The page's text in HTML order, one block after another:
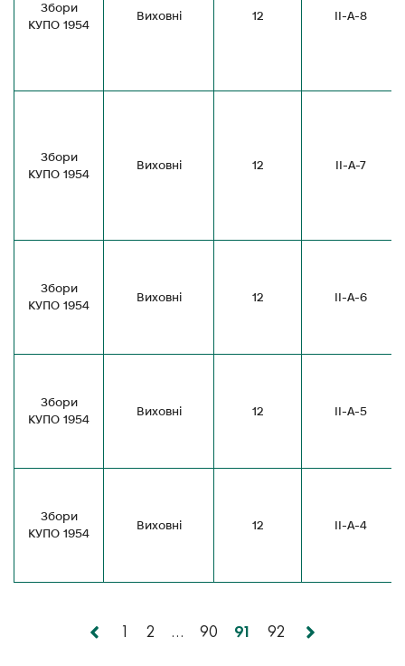
Збори
КУПО 1954
Виховні 12 ІІ-А-8
Збори
КУПО 1954
Виховні 12 ІІ-А-7
Збори
КУПО 1954
Виховні 12 ІІ-А-6
Збори
КУПО 1954
Виховні 12 ІІ-А-5
Збори
КУПО 1954
Виховні 12 ІІ-А-4
1 2 … 90 91 92